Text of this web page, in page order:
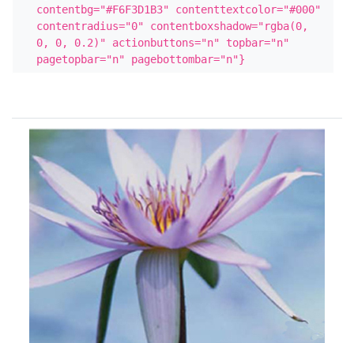
contentbg="#F6F3D1B3" contenttextcolor="#000"
contentradius="0" contentboxshadow="rgba(0,
0, 0, 0.2)" actionbuttons="n" topbar="n"
pagetopbar="n" pagebottombar="n"}